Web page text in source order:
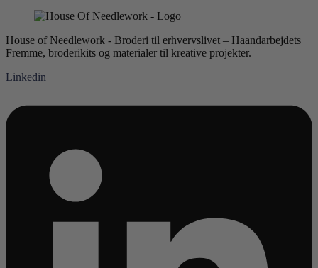
House of Needlework - Broderi til erhvervslivet – Haandarbejdets
Fremme, broderikits og materialer til kreative projekter.
Linkedin